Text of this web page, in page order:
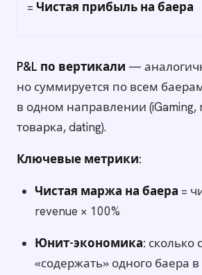
= Чистая прибыль на баера
P&L по вертикали —
но суммируется по всем
в одном направлении (iGaming,
товарка, dating).
Ключевые метрики:
Чистая маржа на баера =
revenue × 100%
Юнит-экономика: сколько
«содержать» одного баера